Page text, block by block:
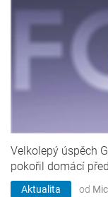
Velkolepý úspěch
pokořil domácí
Aktualita od